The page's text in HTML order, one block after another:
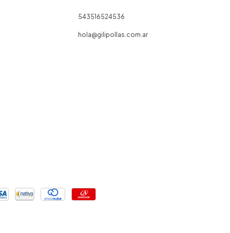
543516524536
hola@gilipollas.com.ar